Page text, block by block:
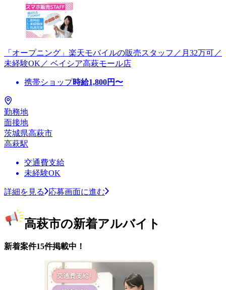
「オープニング」楽天モバイルの販売スタッフ／月32万可／
未経験OK／ ベイシア高萩モール店
携帯ショップ時給1,800円〜
勤務地
面接地
茨城県高萩市
高萩駅
交通費支給
未経験OK
詳細を見る 応募画面に進む
高萩市の新着アルバイト
新着案件15件掲載中！